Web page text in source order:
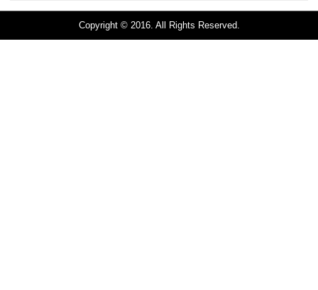
Copyright © 2016. All Rights Reserved.